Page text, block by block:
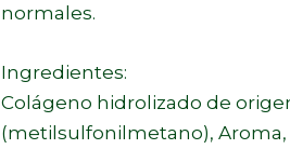
normales.
Ingredientes:
Colágeno hidrolizado de
(metilsulfonilmetano), Aroma,